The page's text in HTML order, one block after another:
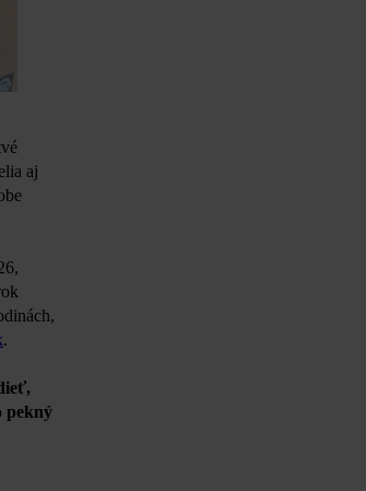
aj
.
pekný